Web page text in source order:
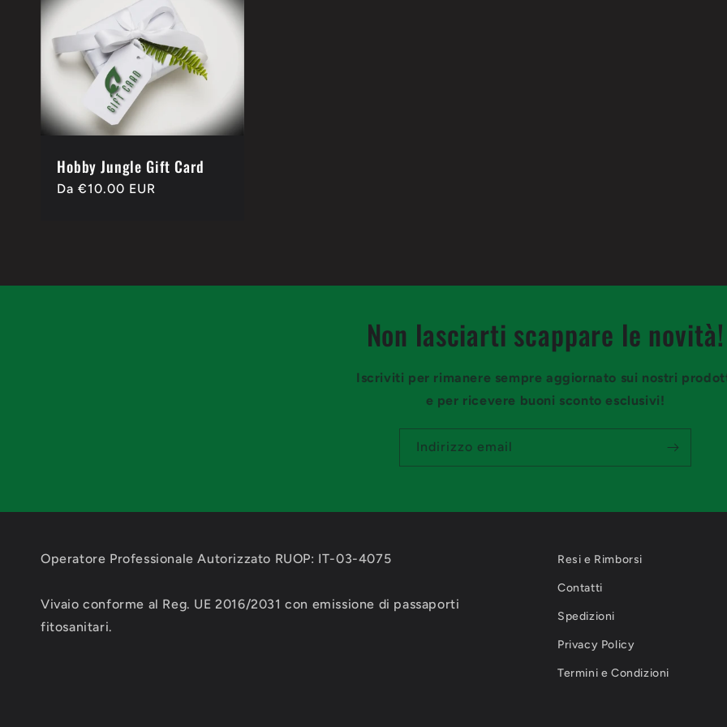
e
z
n
Hobby Jungle Gift Card
Prezzo
Da €10.00 EUR
Non lasciarti scappare le novità!
Iscriviti per rimanere sempre aggiornato sui nostri
e per ricevere buoni sconto esclusivi!
Indirizzo email
Operatore Professionale Autorizzato RUOP: IT-03-4075
Vivaio conforme al Reg. UE 2016/2031 con emissione di passaporti
fitosanitari.
Resi e Rimborsi
Contatti
Spedizioni
Privacy Policy
Termini e Condizioni